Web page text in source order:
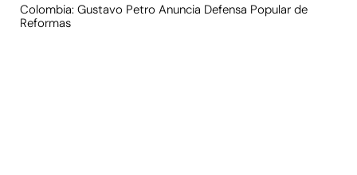
Colombia: Gustavo Petro Anuncia Defensa Popular de
Reformas